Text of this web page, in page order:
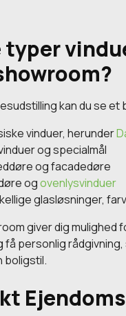
typer
kan du se et
vinduer, herunder
og specialmål
og facadedøre
ogovenlysvinduer
glasløsninger,
giver dig
få personlig
boligstil.